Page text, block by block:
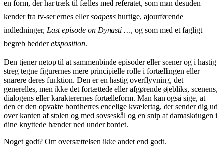
en form, der har træk til fælles med referatet, som man desuden
kender fra tv-seriernes ellersoapens hurtige, ajourførende
indledninger, Last episode on Dynasti …, og som med et fagligt
begreb heddereksposition.
Den tjener netop til at sammenbinde episoder eller scener og i hastig
streg tegne figurernes mere principielle rolle i fortællingen eller
snarere deres funktion. Den er en hastig overflyvning, det
generelles, men ikke det fortættede eller afgørende øjebliks, scenens,
dialogens eller karakterernes fortælleform. Man kan også sige, at
den er den opvakte bordherres endelige kvælertag, der sender dig ud
over kanten af stolen og med sovseskål og en snip af damaskdugen i
dine knyttede hænder ned under bordet.
Noget godt? Om oversættelsen ikke andet end godt.